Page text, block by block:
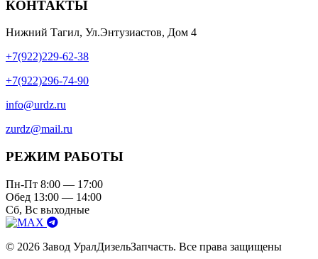
КОНТАКТЫ
Нижний Тагил, Ул.Энтузиастов, Дом 4
+7(922)229-62-38
+7(922)296-74-90
info@urdz.ru
zurdz@mail.ru
РЕЖИМ РАБОТЫ
Пн-Пт 8:00 — 17:00
Обед 13:00 — 14:00
Сб, Вс выходные
© 2026 Завод УралДизельЗапчасть. Все права защищены